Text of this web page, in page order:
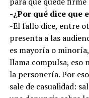
-¿Por qué dice que
-El fallo dice, entre
presenta a las
es mayoría o
llama compulsa, eso
la personería. Por
sale de casualidad: